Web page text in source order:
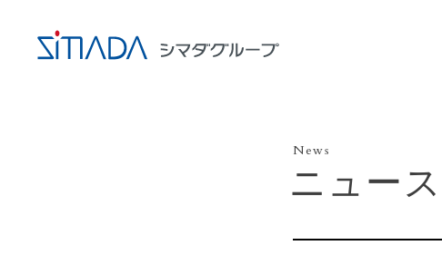
News
ニュース